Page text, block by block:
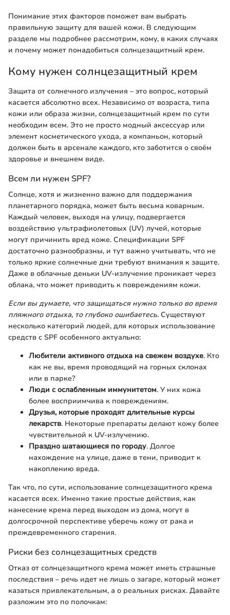
Понимание этих факторов поможет вам выбрать
правильную защиту для вашей кожи. В следующим
разделе мы подробнее рассмотрим, кому, в каких случаях
и почему может понадобиться солнцезащитный крем.
Кому нужен солнцезащитный крем
Защита от солнечного излучения – это вопрос, который
касается абсолютно всех. Независимо от возраста, типа
кожи или образа жизни, солнцезащитный крем по сути
необходим всем. Это не просто модный аксессуар или
элемент косметического ухода, а компаньон, который
должен быть в арсенале каждого, кто заботится о своём
здоровье и внешнем виде.
Всем ли нужен SPF?
Солнце, хотя и жизненно важно для поддержания
планетарного порядка, может быть весьма коварным.
Каждый человек, выходя на улицу, подвергается
воздействию ультрафиолетовых (UV) лучей, которые
могут причинить вред коже. Спецификации SPF
достаточно разнообразны, и тут важно учитывать, что не
только яркие солнечные дни требуют внимания к защите.
Даже в облачные деньки UV-излучение проникает через
облака, что может приводить к повреждениям кожи.
Если вы думаете, что защищаться нужно только во время
пляжного отдыха, то глубоко ошибаетесь. Существуют
несколько категорий людей, для которых использование
средств с SPF особенного актуально:
Любители активного отдыха на свежем воздухе. Кто
как не вы, время проводящий на горных склонах
или в парке?
Люди с ослабленным иммунитетом. У них кожа
более восприимчива к повреждениям.
Друзья, которые проходят длительные курсы
лекарств. Некоторые препараты делают кожу более
чувствительной к UV-излучению.
Праздно шатающиеся по городу. Долгое
нахождение на улице, даже в тени, приводит к
накоплению вреда.
Так что, по сути, использование солнцезащитного крема
касается всех. Именно такие простые действия, как
нанесение крема перед выходом из дома, могут в
долгосрочной перспективе уберечь кожу от рака и
преждевременного старения.
Риски без солнцезащитных средств
Отказ от солнцезащитного крема может иметь страшные
последствия – речь идет не лишь о загаре, который может
казаться привлекательным, а о реальных рисках. Давайте
разложим это по полочкам: